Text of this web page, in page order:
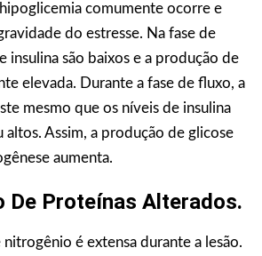
comumente ocorre e
do estresse. Na fase de
insulina são baixos e a produção de
elevada. Durante a fase de fluxo, a
mesmo que os níveis de insulina
altos. Assim, a produção de glicose
aumenta.
De Proteínas Alterados.
é extensa durante a lesão.